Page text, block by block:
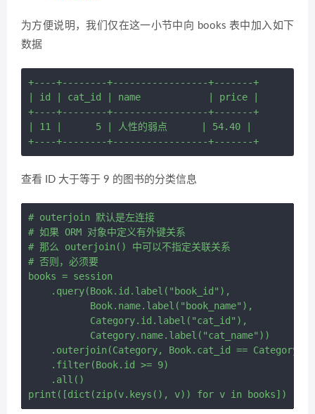
为方便说明，我们仅在这一小节中向 books 表中加入如下
数据
+----+--------+-----------------+-------+
| id | cat_id | name            | price |
+----+--------+-----------------+-------+
| 11 |      5 | 人性的弱点      | 54.40 |
查看 ID 大于等于 9 的图书的分类信息
# outerjoin 默认是左连接
# 如果 ORM 对象中定义有外键关系
# 那么 outerjoin() 中可以不指定关联关系
# 否则，必须要
books = session
    .query(Book.id.label("book_id"),
           Book.name.label("book_name"),
           Category.id.label("cat_id"),
           Category.name.label("cat_name"))
.outerjoin(Category, Book.cat_id ==
    .filter(Book.id >= 9)
    .all()